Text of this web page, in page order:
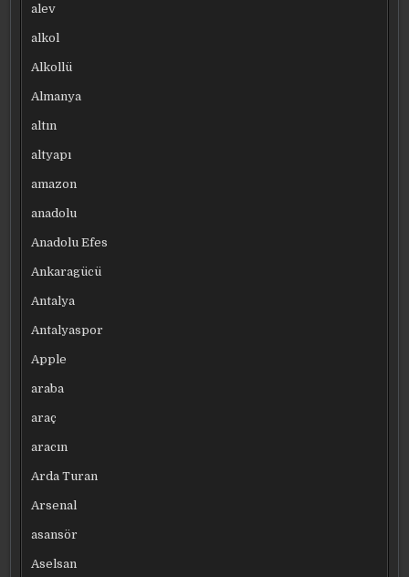
alev
alkol
Alkollü
Almanya
altın
altyapı
amazon
anadolu
Anadolu Efes
Ankaragücü
Antalya
Antalyaspor
Apple
araba
araç
aracın
Arda Turan
Arsenal
asansör
Aselsan